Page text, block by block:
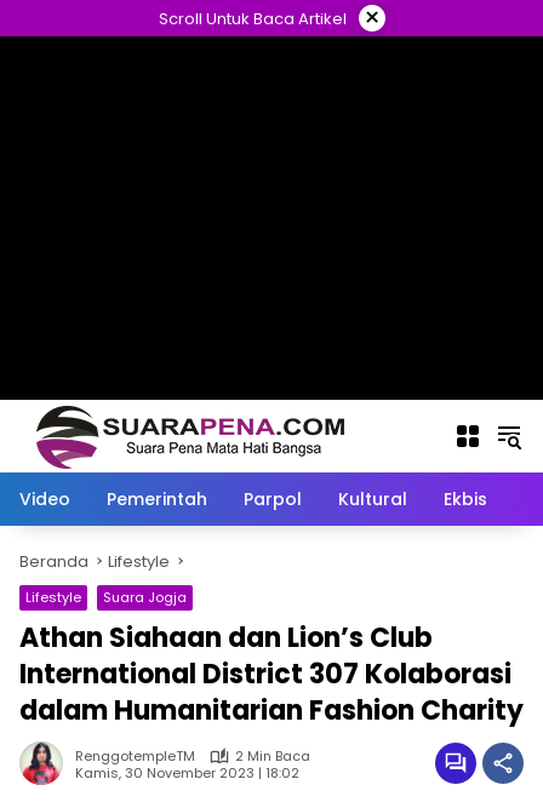
ke
Scroll Untuk Baca Artikel ×
Video Pemerintah Parpol Kultural Ekbis
Beranda Lifestyle
Lifestyle Suara Jogja
Athan Siahaan dan Lion’s Club
International District 307 Kolaborasi
dalam Humanitarian Fashion Charity
RenggotempleTM
2 Min Baca
Kamis, 30 November 2023 | 18:02